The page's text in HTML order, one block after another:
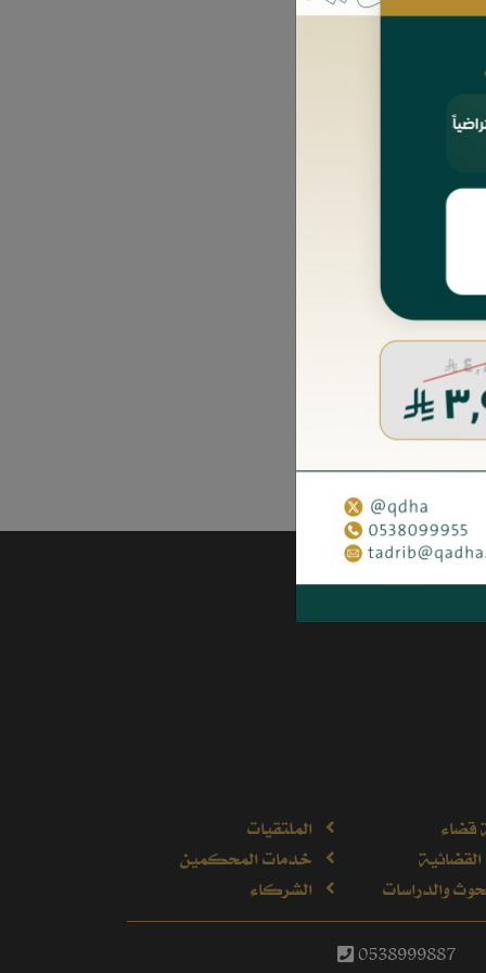
قضاء
والدراسات
الملتقيات
خدمات المحكمين
الشركاء
0538999887